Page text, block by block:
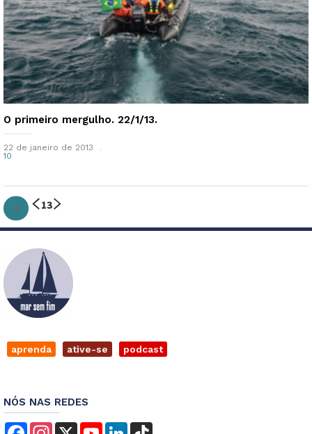
O primeiro mergulho. 22/1/13.
22 de janeiro de 2013
10
1
2 3
aprenda ative-se podcast
NÓS NAS REDES
FacebookInstagram
X YouTubeLinkedIn